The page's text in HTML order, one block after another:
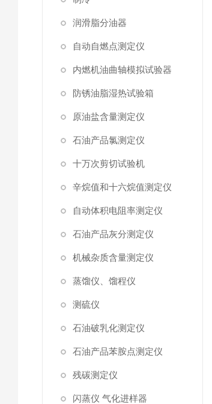
润滑脂分油器
自动自燃点测定仪
内燃机油曲轴模拟试验器
防锈油脂湿热试验箱
原油盐含量测定仪
石油产品氯测定仪
十万次剪切试验机
辛烷值和十六烷值测定仪
自动体积电阻率测定仪
石油产品灰分测定仪
机械杂质含量测定仪
蒸馏仪、馏程仪
测硫仪
石油破乳化测定仪
石油产品苯胺点测定仪
残碳测定仪
闪蒸仪 气化进样器